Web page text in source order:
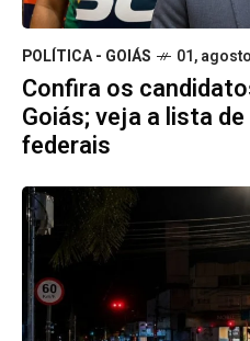
POLÍTICA - GOIÁS 01,
Confira os
Goiás; veja a lista
federais